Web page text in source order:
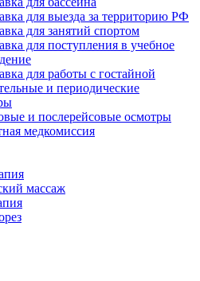
для выезда за территорию РФ
для занятий спортом
для поступления в учебное
для работы с гостайной
и периодические
и послерейсовые осмотры
медкомиссия
массаж